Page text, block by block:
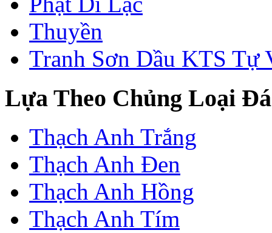
Thuyền
Tranh Sơn Dầu KTS Tự
Lựa Theo Chủng Loại Đá
Thạch Anh Trắng
Thạch Anh Đen
Thạch Anh Hồng
Thạch Anh Tím